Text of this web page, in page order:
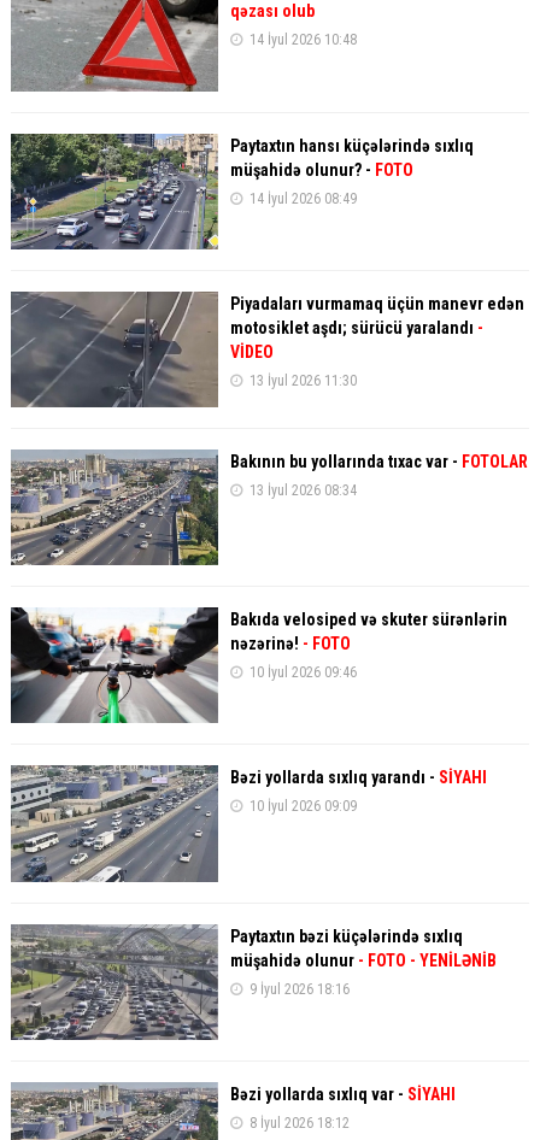
qəzası olub
14 İyul 2026 10:48
Paytaxtın hansı küçələrində sıxlıq
müşahidə olunur? - FOTO
14 İyul 2026 08:49
Piyadaları vurmamaq üçün manevr edən
motosiklet aşdı; sürücü yaralandı -
VİDEO
13 İyul 2026 11:30
Bakının bu yollarında tıxac var - FOTOLAR
13 İyul 2026 08:34
Bakıda velosiped və skuter sürənlərin
nəzərinə! - FOTO
10 İyul 2026 09:46
Bəzi yollarda sıxlıq yarandı - SİYAHI
10 İyul 2026 09:09
Paytaxtın bəzi küçələrində sıxlıq
müşahidə olunur - FOTO - YENİLƏNİB
9 İyul 2026 18:16
Bəzi yollarda sıxlıq var - SİYAHI
8 İyul 2026 18:12